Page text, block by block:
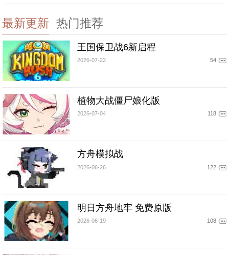
最新更新 热门推荐
王国保卫战6新启程
2026-07-22 54
植物大战僵尸娘化版
2026-07-04 118
方舟模拟战
2026-06-26 122
明日方舟地牢 免费原版
2026-06-19 108